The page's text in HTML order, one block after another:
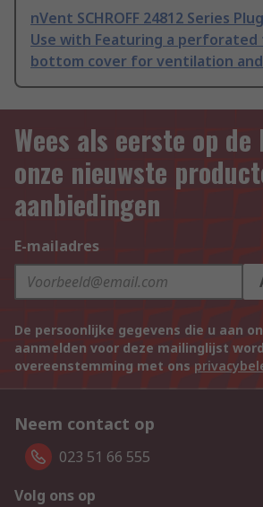
nVent SCHROFF 24812 Series
Use with Featuring a perforated
bottom cover for ventilation and
Wees als eerste op
onze nieuwste
aanbiedingen
E-mailadres
De persoonlijke gegevens die u aan
aanmelden voor deze mailinglijst
overeenstemming met ons
Neem contact op
023 51 66 555
Volg ons op